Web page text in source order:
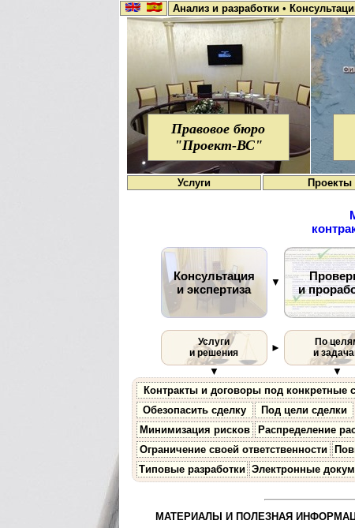
Анализ и разработки •
Правовое бюро
"Проект-ВС"
Услуги Проекты
Консультация
и экспертиза
▼
и
Услуги
и решения
►
По
и
▼ ▼
Контракты и договоры под конкретные
Обезопасить сделку
Под цели сделки
Минимизация рисков
Распределение
Ограничение своей ответственности
Типовые разработки Электронные
МАТЕРИАЛЫ И ПОЛЕЗНАЯ